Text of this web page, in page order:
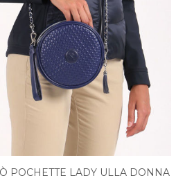
POCHETTE LADY ULLA DONNA